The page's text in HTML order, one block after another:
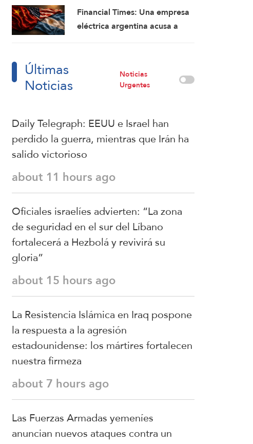
Rusia
Financial Times: Una empresa
eléctrica argentina acusa a
Últimas
Noticias
Noticias
Urgentes
Daily Telegraph: EEUU e Israel han
perdido la guerra, mientras que Irán ha
salido victorioso
about 11 hours ago
Oficiales israelíes advierten: “La zona
de seguridad en el sur del Líbano
fortalecerá a Hezbolá y revivirá su
gloria”
about 15 hours ago
La Resistencia Islámica en Iraq pospone
la respuesta a la agresión
estadounidense: los mártires fortalecen
nuestra firmeza
about 7 hours ago
Las Fuerzas Armadas yemeníes
anuncian nuevos ataques contra un